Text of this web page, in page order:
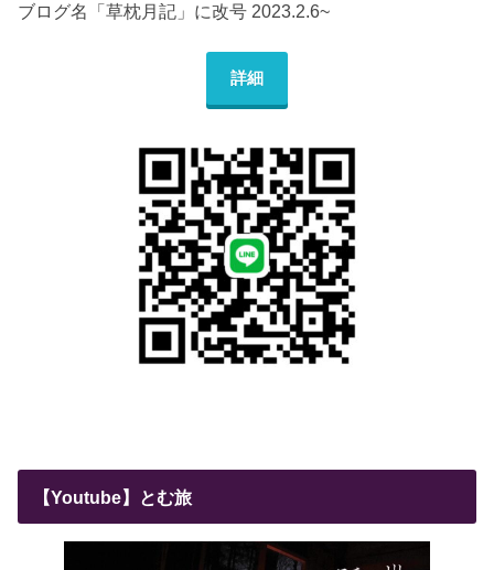
ブログ名「草枕月記」に改号 2023.2.6~
詳細
【Youtube】とむ旅